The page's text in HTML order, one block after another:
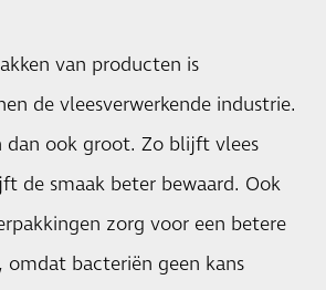
van producten is
de vleesverwerkende industrie.
dan ook groot. Zo blijft vlees
de smaak beter bewaard. Ook
zorg voor een betere
omdat bacteriën geen kans